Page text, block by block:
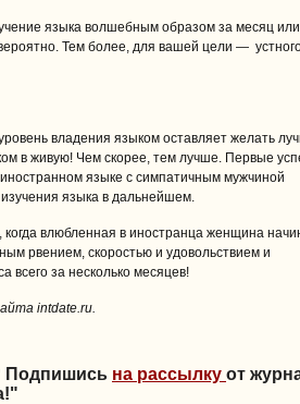
языка волшебным образом за месяц
Тем более, для вашей цели —
владения языком оставляет желать
в живую! Чем скорее, тем лучше. Первые
языке с симпатичным мужчиной
языка в дальнейшем.
когда влюбленная в иностранца женщина
рвением, скоростью и удовольствием и
всего за несколько месяцев!
intdate.ru.
Подпишись на рассылку от